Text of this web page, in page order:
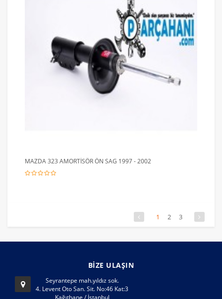
MAZDA 323 AMORTİSÖR ÖN SAG 1997 - 2002
1 2 3
BİZE ULAŞIN
Seyrantepe mah.yıldız sok.
4. Levent Oto San. Sit. No:46 Kat:3
Kağıthane / İstanbul